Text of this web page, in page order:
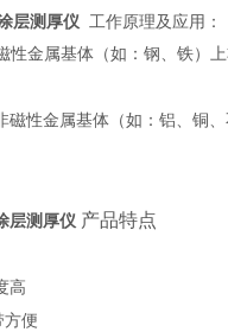
层测厚仪 工作原理及应用：
性金属基体（如：钢、铁）
磁性金属基体（如：铝、铜
层测厚仪 产品特点
高
方便